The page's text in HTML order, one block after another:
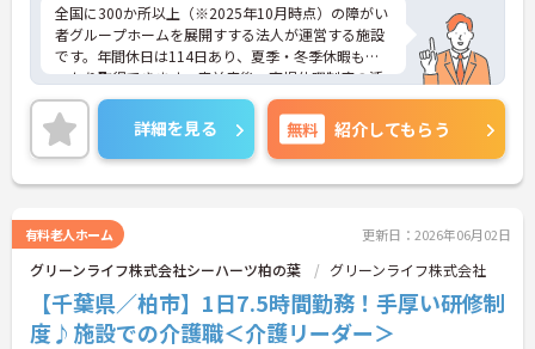
全国に300か所以上（※2025年10月時点）の障がい
者グループホームを展開すする法人が運営する施設
です。年間休日は114日あり、夏季・冬季休暇もし
っかり取得できます。産前産後・育児休暇制度の活
用実績も豊富で、子育て中の方も多数活躍してお
り、ライフステージに変化があっても安心して長く
働ける環境です。職場では20代から60代まで幅広い
年代のスタッフがそれぞれの経験を活かして活躍し
ています。一般社員研修や外部勉強会受講支援な
心です。また、請求・申請業務は本社専門部署が一
括対応するため、利用者さまへの支援に集中できま
す。キャリアアップを目指したい方、プライベート
と両立しながら専門性を高めたい方におすすめで
す。ご興味のある方は詳細等をお伝えしますので、
お気軽にお問い合わせください。
詳細を見る 無料 紹介してもらう
有料老人ホーム 更新日：2026年06月02日
グリーンライフ株式会社シーハーツ柏の葉 グリーンライフ株式会社
【千葉県／柏市】1日7.5時間勤務！手厚い研修制
度♪施設での介護職＜介護リーダー＞